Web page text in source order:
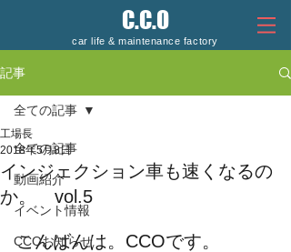
C.C.O
car life & maintenance factory
記事
全ての記事
動画紹介
イベント情報
CCOお知らせ
全ての記事
インジェクション車も速くなるの
か。 vol.5
工場長
2018年5月8日
こんばんは。CCOです。